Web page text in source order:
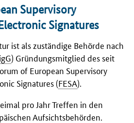
Supervisory
Signatures
ist als zuständige Behörde nach
) Gründungsmitglied des seit
of European Supervisory
Signatures(FESA).
pro Jahr Treffen in den
Aufsichtsbehörden.